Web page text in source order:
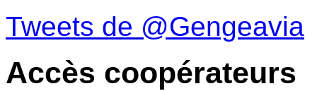
Tweets de @Gengeavia
Accès coopérateurs